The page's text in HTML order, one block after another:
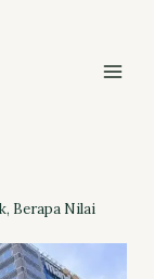
Berapa Nilai